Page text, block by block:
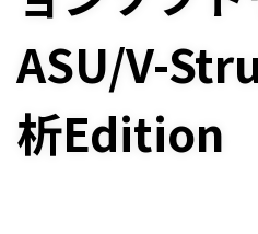
ASU/V-
析Edition